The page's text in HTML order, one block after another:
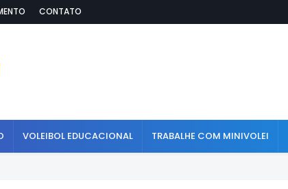
CONTATO
VOLEIBOL EDUCACIONAL TRABALHE COM MINIVOLEI